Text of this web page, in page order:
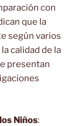
con
que la
según varios
calidad de la
presentan
Niños: